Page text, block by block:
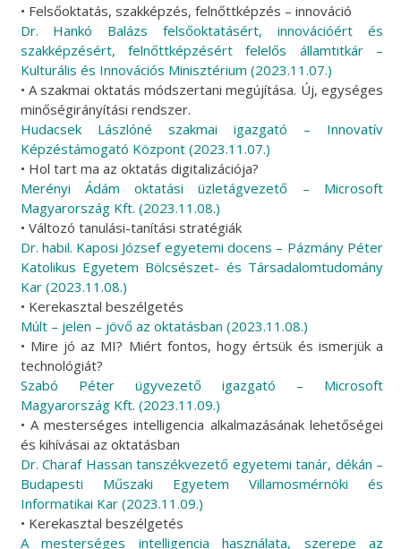
• Felsőoktatás, szakképzés, felnőttképzés – innováció
Dr. Hankó Balázs felsőoktatásért, innovációért és
szakképzésért, felnőttképzésért felelős államtitkár –
Kulturális és Innovációs Minisztérium (2023.11.07.)
• A szakmai oktatás módszertani megújítása. Új, egységes
minőségirányítási rendszer.
Hudacsek Lászlóné szakmai igazgató – Innovatív
Képzéstámogató Központ (2023.11.07.)
• Hol tart ma az oktatás digitalizációja?
Merényi Ádám oktatási üzletágvezető – Microsoft
Magyarország Kft. (2023.11.08.)
• Változó tanulási-tanítási stratégiák
Dr. habil. Kaposi József egyetemi docens – Pázmány Péter
Katolikus Egyetem Bölcsészet- és Társadalomtudomány
Kar (2023.11.08.)
• Kerekasztal beszélgetés
Múlt – jelen – jövő az oktatásban (2023.11.08.)
• Mire jó az MI? Miért fontos, hogy értsük és ismerjük a
technológiát?
Szabó Péter ügyvezető igazgató – Microsoft
Magyarország Kft. (2023.11.09.)
• A mesterséges intelligencia alkalmazásának lehetőségei
és kihívásai az oktatásban
Dr. Charaf Hassan tanszékvezető egyetemi tanár, dékán –
Budapesti Műszaki Egyetem Villamosmérnöki és
Informatikai Kar (2023.11.09.)
• Kerekasztal beszélgetés
A mesterséges intelligencia használata, szerepe az